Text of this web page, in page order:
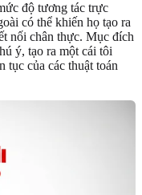
độ tương tác trực
có thể khiến họ tạo ra
nối chân thực. Mục đích
ý, tạo ra một cái tôi
tục của các thuật toán